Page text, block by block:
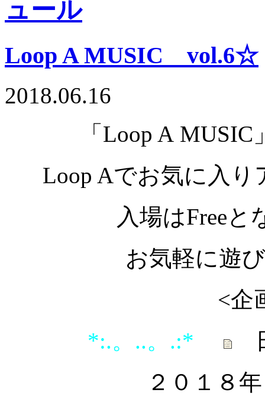
Loop A MUSIC vol.6☆
2018.06.16
「Loop A
Loop Aでお気に入
入場はFreeと
お気軽に遊
<企
*:.。..。.:*
２０１８